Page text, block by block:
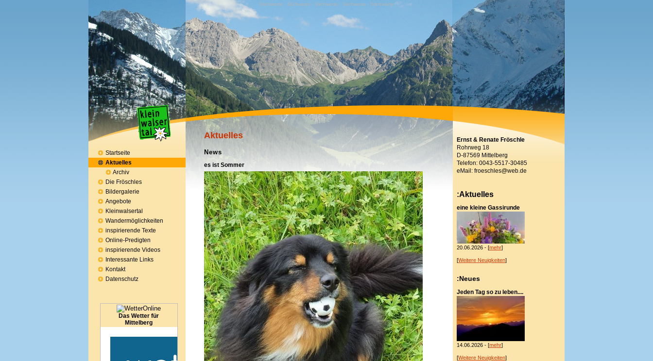
Stichworte · Stichworte · Stichworte · Stichworte · Stichworte
Aktuelles
News
es ist Sommer
Startseite
Aktuelles
Archiv
Die Fröschles
Bildergalerie
Angebote
Kleinwalsertal
Wandermöglichkeiten
inspirierende Texte
Online-Predigten
inspirierende Videos
Interessante Links
Kontakt
Datenschutz
Das Wetter für
Mittelberg
Ernst & Renate Fröschle
Rohrweg 18
D-87569 Mittelberg
Telefon: 0043-5517-30485
eMail: froeschles@web.de
:Aktuelles
eine kleine Gassirunde
20.06.2026 - [mehr]
[Weitere Neuigkeiten]
:Neues
Jeden Tag so zu leben....
14.06.2026 - [mehr]
[Weitere Neuigkeiten]